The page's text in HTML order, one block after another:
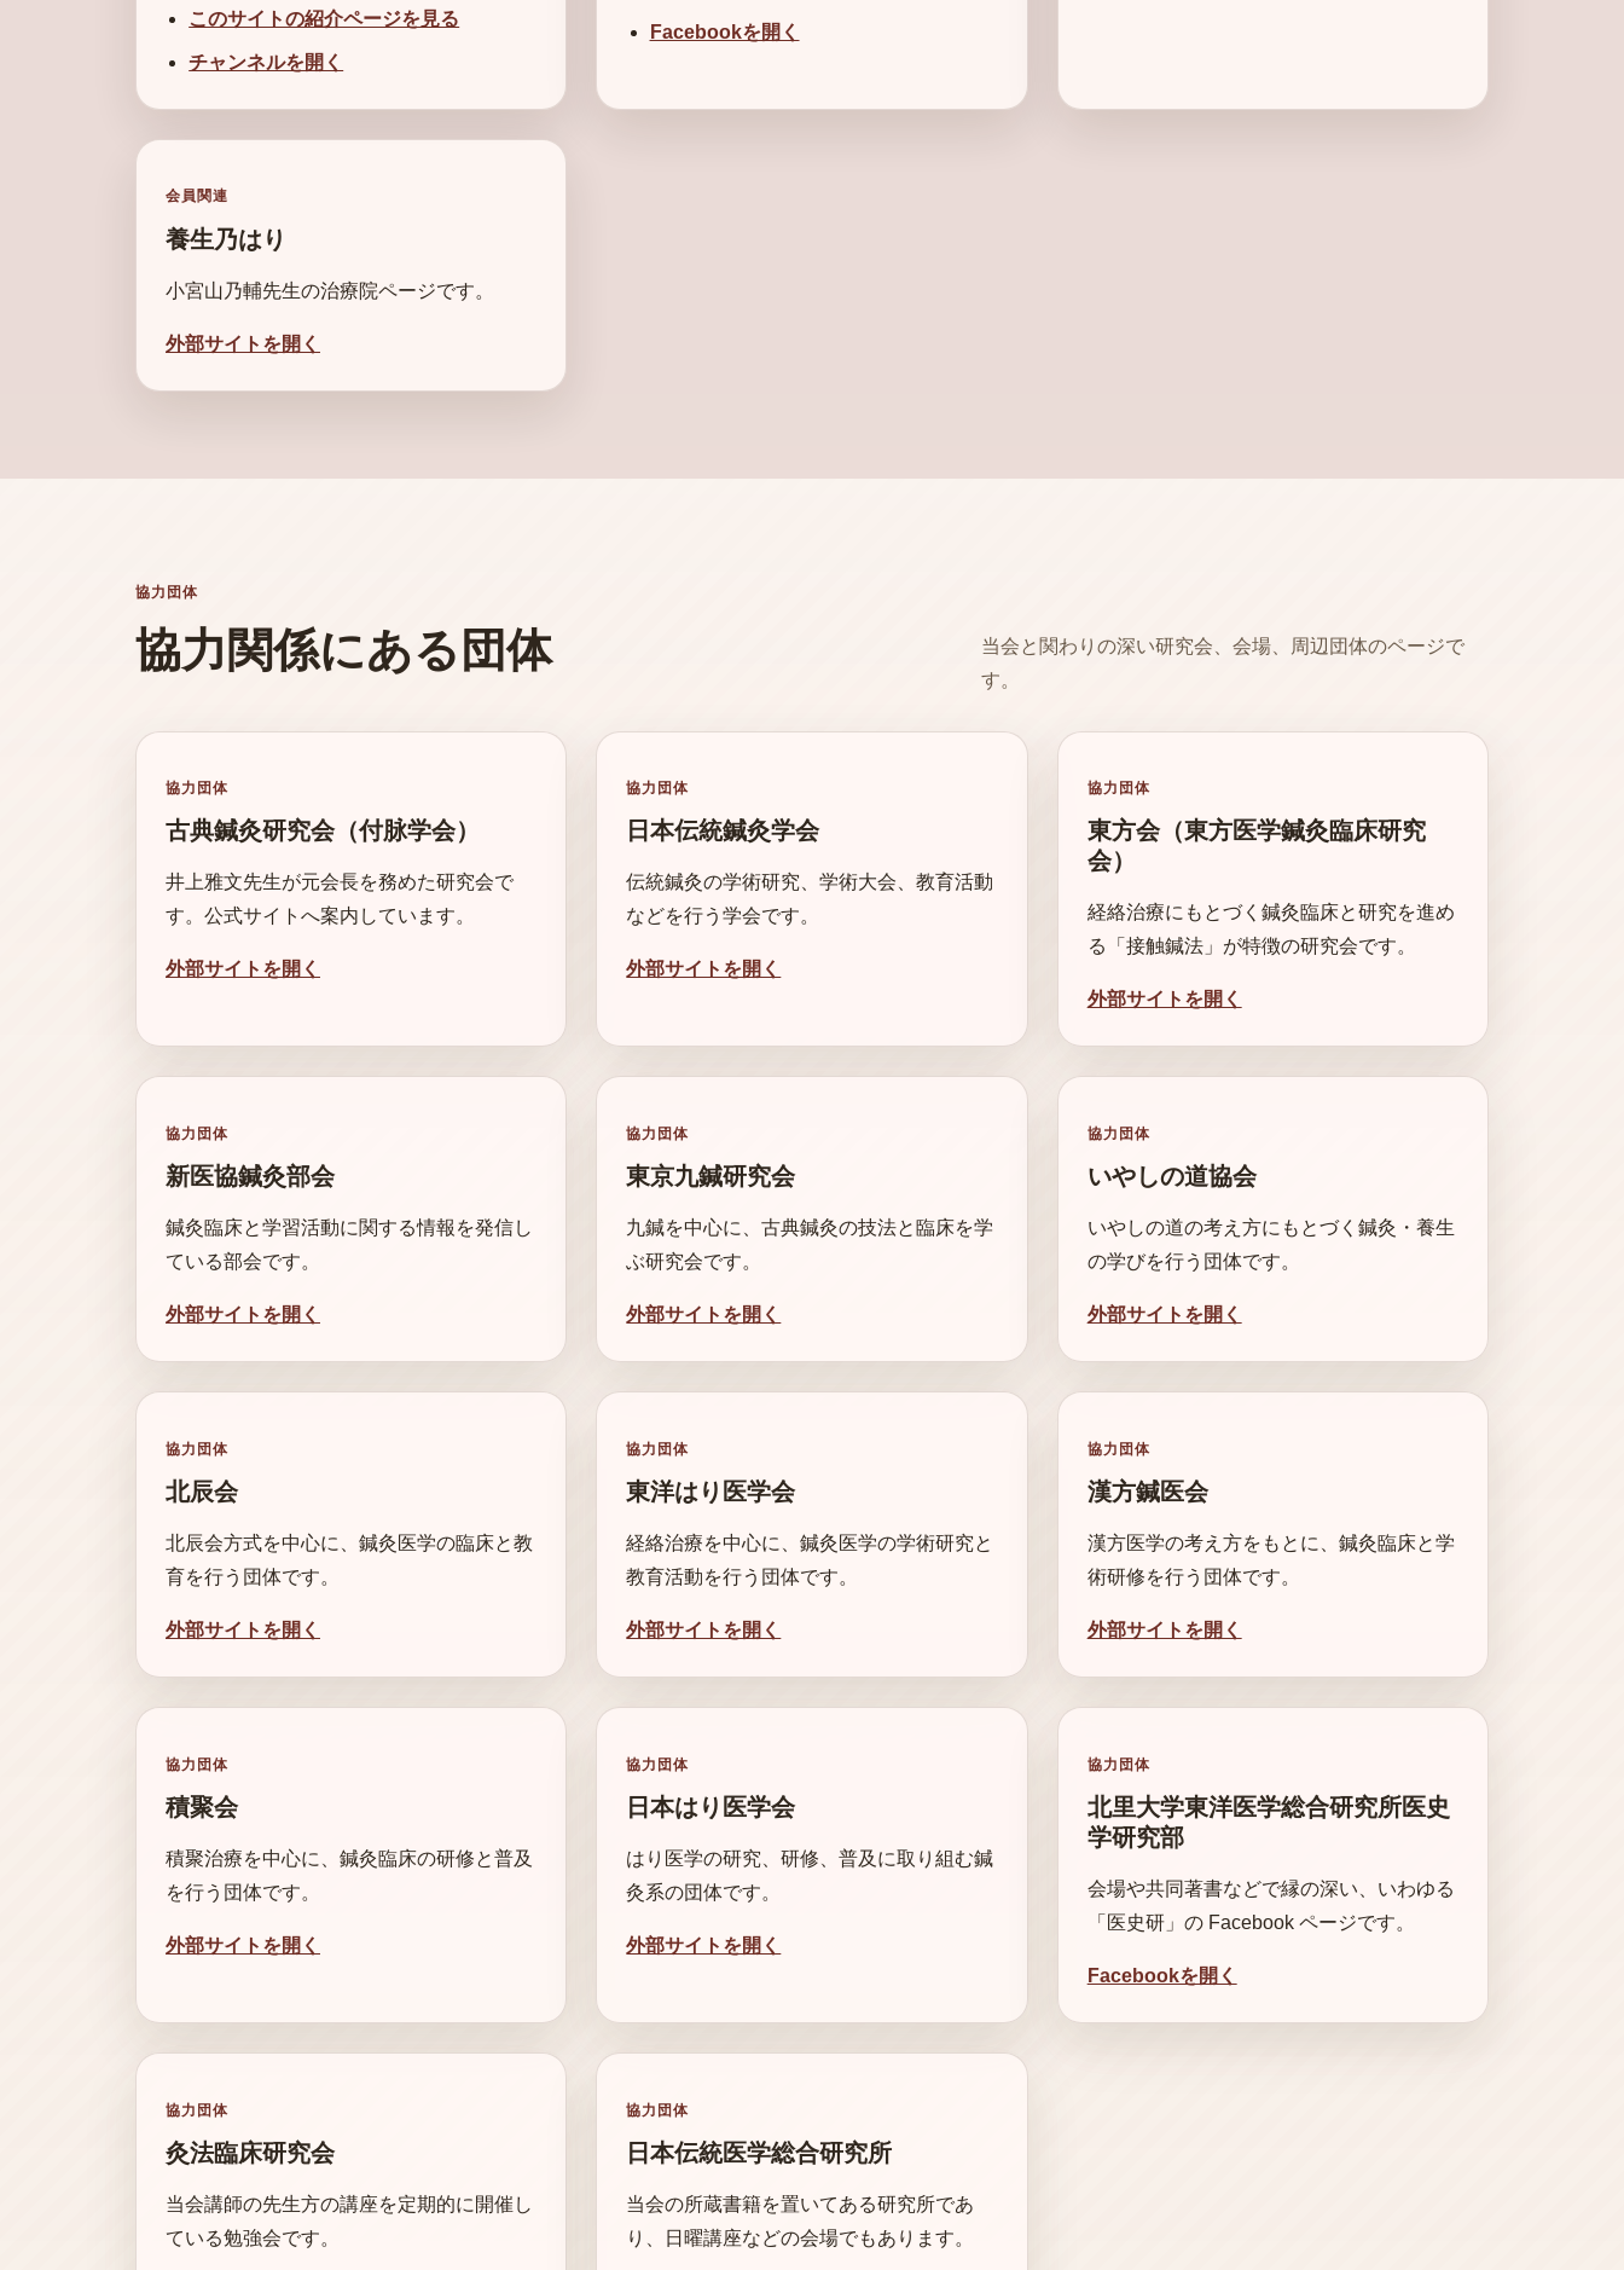
このサイトの紹介ページを見る
チャンネルを開く
Facebookを開く
会員関連
養生乃はり
小宮山乃輔先生の治療院ページです。
外部サイトを開く
協力団体
協力関係にある団体
当会と関わりの深い研究会、会場、周辺団体のページで
す。
協力団体
古典鍼灸研究会（付脉学会）
井上雅文先生が元会長を務めた研究会で
す。公式サイトへ案内しています。
外部サイトを開く
協力団体
日本伝統鍼灸学会
伝統鍼灸の学術研究、学術大会、教育活動
などを行う学会です。
外部サイトを開く
協力団体
東方会（東方医学鍼灸臨床研究
会）
経絡治療にもとづく鍼灸臨床と研究を進め
る「接触鍼法」が特徴の研究会です。
外部サイトを開く
協力団体
新医協鍼灸部会
鍼灸臨床と学習活動に関する情報を発信し
ている部会です。
外部サイトを開く
協力団体
東京九鍼研究会
九鍼を中心に、古典鍼灸の技法と臨床を学
ぶ研究会です。
外部サイトを開く
協力団体
いやしの道協会
いやしの道の考え方にもとづく鍼灸・養生
の学びを行う団体です。
外部サイトを開く
協力団体
北辰会
北辰会方式を中心に、鍼灸医学の臨床と教
育を行う団体です。
外部サイトを開く
協力団体
東洋はり医学会
経絡治療を中心に、鍼灸医学の学術研究と
教育活動を行う団体です。
外部サイトを開く
協力団体
漢方鍼医会
漢方医学の考え方をもとに、鍼灸臨床と学
術研修を行う団体です。
外部サイトを開く
協力団体
積聚会
積聚治療を中心に、鍼灸臨床の研修と普及
を行う団体です。
外部サイトを開く
協力団体
日本はり医学会
はり医学の研究、研修、普及に取り組む鍼
灸系の団体です。
外部サイトを開く
協力団体
北里大学東洋医学総合研究所医史
学研究部
会場や共同著書などで縁の深い、いわゆる
「医史研」の Facebook ページです。
Facebookを開く
協力団体
灸法臨床研究会
当会講師の先生方の講座を定期的に開催し
ている勉強会です。
協力団体
日本伝統医学総合研究所
当会の所蔵書籍を置いてある研究所であ
り、日曜講座などの会場でもあります。